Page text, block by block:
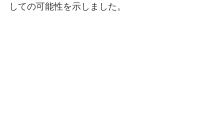
しての可能性を示しました。